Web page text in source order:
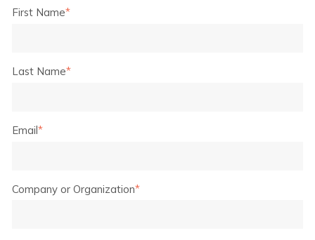
First Name*
Last Name*
Email*
Company or Organization*